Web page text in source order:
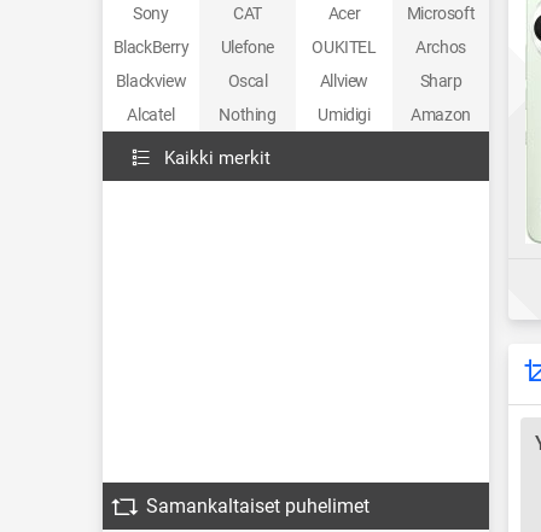
Sony
CAT Acer
Microsoft
BlackBerry
Ulefone OUKITEL
Archos
Blackview
Oscal Allview
Sharp
Alcatel
Nothing Umidigi Amazon
Kaikki merkit
Samankaltaiset puhelimet